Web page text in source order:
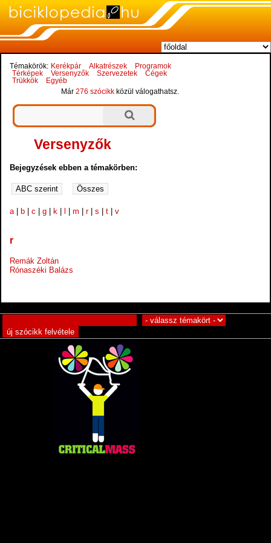
Témakörök: Kerékpár Alkatrészek
Programok
Térképek
Versenyzők Szervezetek
Cégek
Trükkök
Egyéb
Már276 szócikk közül válogathatsz.
Versenyzők
Bejegyzések ebben a témakörben:
a |b |c |g |k |l |m |r|s |t |v
r
Remák Zoltán
Rónaszéki Balázs